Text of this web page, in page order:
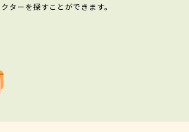
ターを探すことができます。